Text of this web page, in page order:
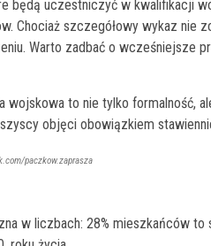
będą uczestniczyć w kwalifikacji
Chociaż szczegółowy wykaz nie
Warto zadbać o wcześniejsze
wojskowa to nie tylko formalność,
objęci obowiązkiem
paczkow.zaprasza
w liczbach: 28% mieszkańców to